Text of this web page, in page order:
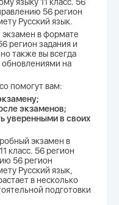
56 регион
Русский язык.
в формате
регион задания и
также вы всегда
на
помогут вам:
экзаменов;
уверенными в своих
экзамен в
класс. 56 регион
56 регион
Русский язык,
в несколько
подготовки